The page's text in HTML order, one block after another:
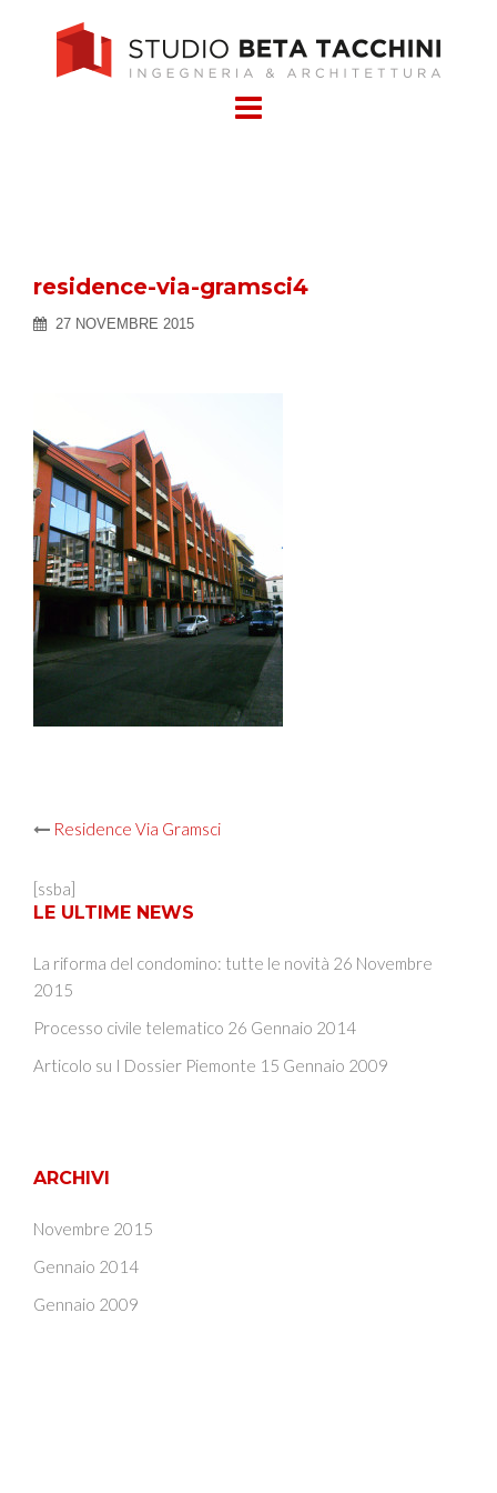
residence-via-gramsci4
27 NOVEMBRE 2015
Post
navigation
Residence Via Gramsci
[ssba]
LE ULTIME NEWS
La riforma del condomino: tutte le novità 26 Novembre
2015
Processo civile telematico 26 Gennaio 2014
Articolo su I Dossier Piemonte 15 Gennaio 2009
ARCHIVI
Novembre 2015
Gennaio 2014
Gennaio 2009